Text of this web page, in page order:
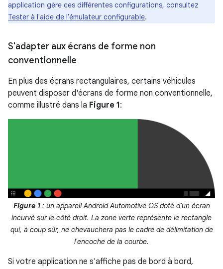
application gère ces différentes configurations, consultez
Tester à l'aide de l'émulateur configurable.
S'adapter aux écrans de forme non
conventionnelle
En plus des écrans rectangulaires, certains véhicules
peuvent disposer d'écrans de forme non conventionnelle,
comme illustré dans la Figure 1:
Figure 1: un appareil Android Automotive OS doté d'un écran
incurvé sur le côté droit. La zone verte représente le rectangle
qui, à coup sûr, ne chevauchera pas le cadre de délimitation de
l'encoche de la courbe.
Si votre application ne s'affiche pas de bord à bord,